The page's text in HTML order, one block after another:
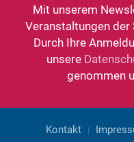
Mit unserem
Veranstaltungen
Durch Ihre
unsere
genommen
Kontakt